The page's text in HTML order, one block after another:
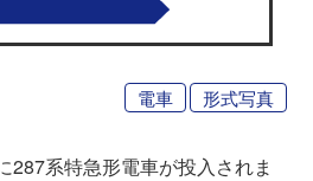
電車 形式写真
系特急形電車が投入されま